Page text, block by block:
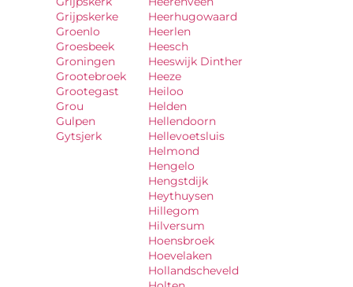
Grijpskerke
Groenlo
Groesbeek
Groningen
Grootebroek
Grootegast
Grou
Gulpen
Gytsjerk
Heerhugowaard
Heerlen
Heesch
Heeswijk Dinther
Heeze
Heiloo
Helden
Hellendoorn
Hellevoetsluis
Helmond
Hengelo
Hengstdijk
Heythuysen
Hillegom
Hilversum
Hoensbroek
Hoevelaken
Hollandscheveld